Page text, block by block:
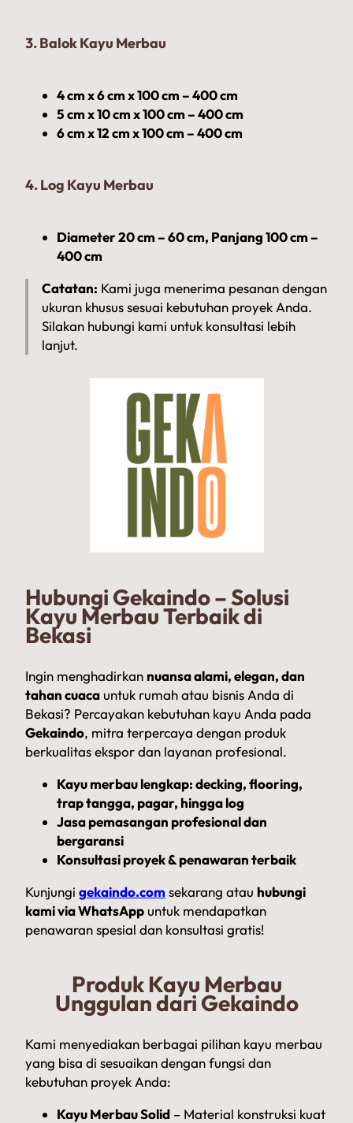
3. Balok Kayu Merbau
4 cm x 6 cm x 100 cm – 400 cm
5 cm x 10 cm x 100 cm – 400 cm
6 cm x 12 cm x 100 cm – 400 cm
4. Log Kayu Merbau
Diameter 20 cm – 60 cm, Panjang 100 cm –
400 cm
Catatan: Kami juga menerima pesanan dengan
ukuran khusus sesuai kebutuhan proyek Anda.
Silakan hubungi kami untuk konsultasi lebih
lanjut.
Hubungi Gekaindo – Solusi
Kayu Merbau Terbaik di
Bekasi
Ingin menghadirkan nuansa alami, elegan, dan
tahan cuaca untuk rumah atau bisnis Anda di
Bekasi? Percayakan kebutuhan kayu Anda pada
Gekaindo, mitra terpercaya dengan produk
berkualitas ekspor dan layanan profesional.
Kayu merbau lengkap: decking, flooring,
trap tangga, pagar, hingga log
Jasa pemasangan profesional dan
bergaransi
Konsultasi proyek & penawaran terbaik
Kunjungi gekaindo.com sekarang atau hubungi
kami via WhatsApp untuk mendapatkan
penawaran spesial dan konsultasi gratis!
Produk Kayu Merbau
Unggulan dari Gekaindo
Kami menyediakan berbagai pilihan kayu merbau
yang bisa di sesuaikan dengan fungsi dan
kebutuhan proyek Anda:
Kayu Merbau Solid – Material konstruksi kuat